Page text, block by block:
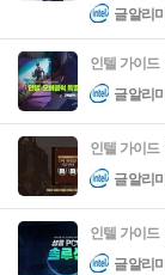
글알리미
인텔 가이드
글알리미
인텔 가이드
글알리미
인텔 가이드
글알리미